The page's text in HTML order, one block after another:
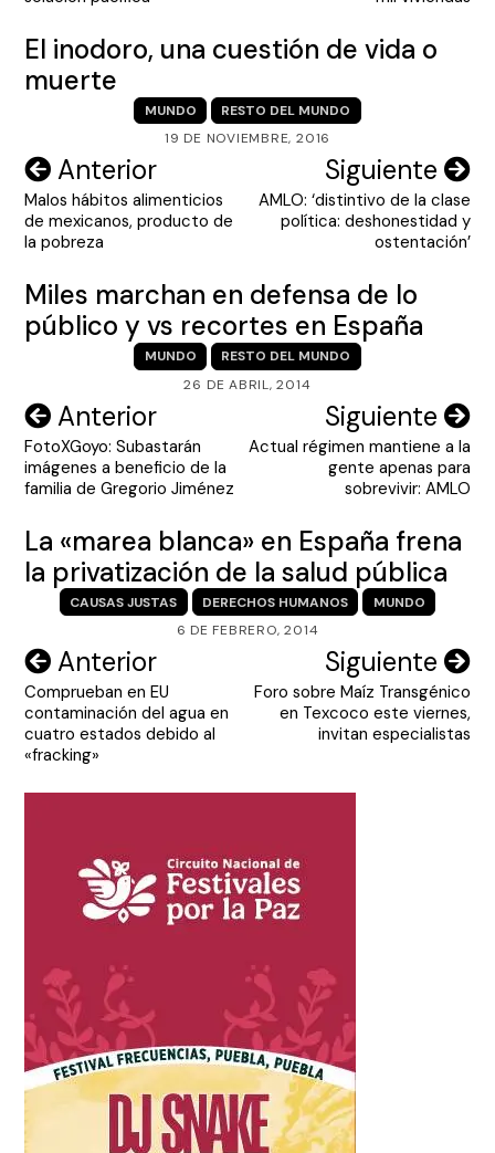
El inodoro, una cuestión de vida o
muerte
MUNDO
RESTO DEL MUNDO
19 DE NOVIEMBRE, 2016
Navegación
de
entradas
Anterior
Malos hábitos alimenticios
de mexicanos, producto de
la pobreza
Siguiente
AMLO: ‘distintivo de la clase
política: deshonestidad y
ostentación’
Miles marchan en defensa de lo
público y vs recortes en España
MUNDO
RESTO DEL MUNDO
26 DE ABRIL, 2014
Navegación
de
entradas
Anterior
FotoXGoyo: Subastarán
imágenes a beneficio de la
familia de Gregorio Jiménez
Siguiente
Actual régimen mantiene a la
gente apenas para
sobrevivir: AMLO
La «marea blanca» en España frena
la privatización de la salud pública
CAUSAS JUSTAS DERECHOS HUMANOS
MUNDO
6 DE FEBRERO, 2014
Navegación
de
entradas
Anterior
Comprueban en EU
contaminación del agua en
cuatro estados debido al
«fracking»
Siguiente
Foro sobre Maíz Transgénico
en Texcoco este viernes,
invitan especialistas